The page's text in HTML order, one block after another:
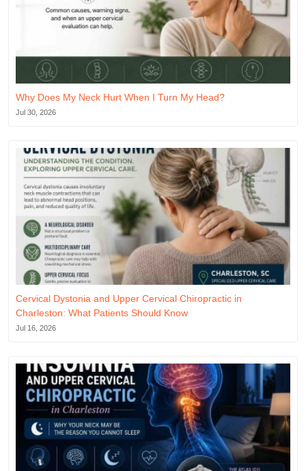
Why Does My Neck Hurt When I Turn My Head?
Jul 30, 2026
Cervical Dystonia and Upper Cervical Chiropractic in
Charleston: What Patients Should Know
Jul 16, 2026